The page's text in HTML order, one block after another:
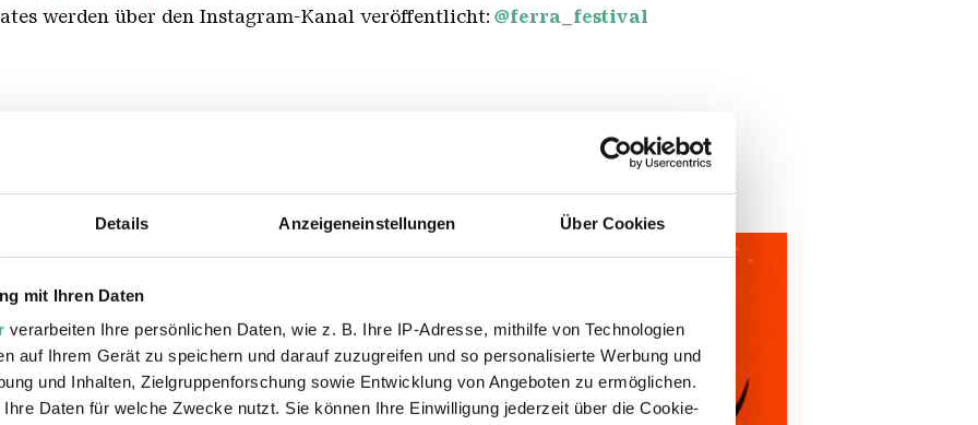
Details Anzeigeneinstellungen Über Cookies
mit Ihren Daten
verarbeiten Ihre persönlichen Daten, wie z. B. Ihre IP-Adresse, mithilfe von Technologien
auf Ihrem Gerät zu speichern und darauf zuzugreifen und so personalisierte Werbung und
und Inhalten, Zielgruppenforschung sowie Entwicklung von Angeboten zu ermöglichen.
Daten für welche Zwecke nutzt. Sie können Ihre Einwilligung jederzeit über die Cookie-
werden über den Instagram-Kanal veröffentlicht: @ferra_festival